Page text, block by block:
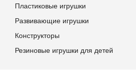
Пластиковые игрушки
Развивающие игрушки
Конструкторы
Резиновые игрушки для детей